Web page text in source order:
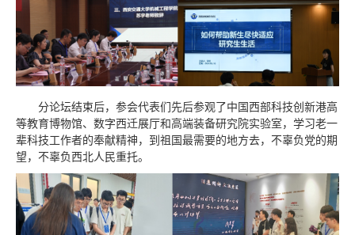
分论坛结束后，参会代表们先后参观了中国西部科技创新港高
等教育博物馆、数字西迁展厅和高端装备研究院实验室，学习老一
辈科技工作者的奉献精神，到祖国最需要的地方去，不辜负党的期
望，不辜负西北人民重托。